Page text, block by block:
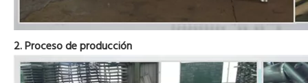
2. Proceso de producción